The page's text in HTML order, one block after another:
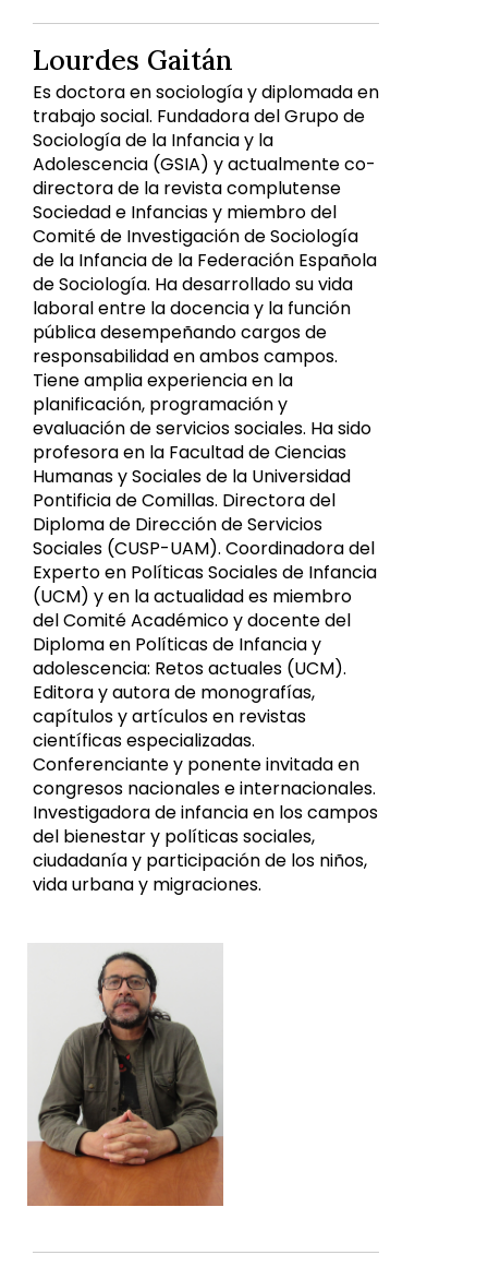
Lourdes Gaitán
Es doctora en sociología y diplomada en
trabajo social. Fundadora del Grupo de
Sociología de la Infancia y la
Adolescencia (GSIA) y actualmente co-
directora de la revista complutense
Sociedad e Infancias y miembro del
Comité de Investigación de Sociología
de la Infancia de la Federación Española
de Sociología. Ha desarrollado su vida
laboral entre la docencia y la función
pública desempeñando cargos de
responsabilidad en ambos campos.
Tiene amplia experiencia en la
planificación, programación y
evaluación de servicios sociales. Ha sido
profesora en la Facultad de Ciencias
Humanas y Sociales de la Universidad
Pontificia de Comillas. Directora del
Diploma de Dirección de Servicios
Sociales (CUSP-UAM). Coordinadora del
Experto en Políticas Sociales de Infancia
(UCM) y en la actualidad es miembro
del Comité Académico y docente del
Diploma en Políticas de Infancia y
adolescencia: Retos actuales (UCM).
Editora y autora de monografías,
capítulos y artículos en revistas
científicas especializadas.
Conferenciante y ponente invitada en
congresos nacionales e internacionales.
Investigadora de infancia en los campos
del bienestar y políticas sociales,
ciudadanía y participación de los niños,
vida urbana y migraciones.